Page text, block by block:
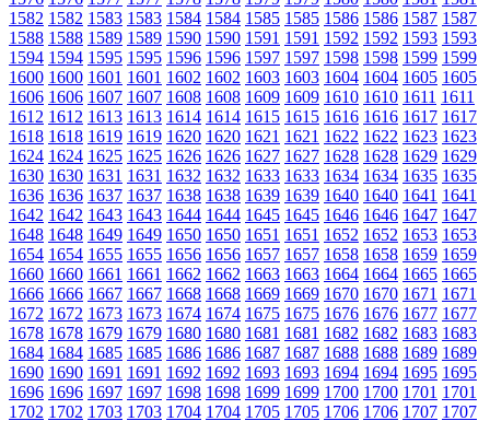
1582 1582 1583 1583 1584 1584 1585 1585 1586 1586 1587 1587
1588 1588 1589 1589 1590 1590 1591 1591 1592 1592 1593 1593
1594 1594 1595 1595 1596 1596 1597 1597 1598 1598 1599 1599
1600 1600 1601 1601 1602 1602 1603 1603 1604 1604 1605 1605
1606 1606 1607 1607 1608 1608 1609 1609 1610 1610 1611 1611
1612 1612 1613 1613 1614 1614 1615 1615 1616 1616 1617 1617
1618 1618 1619 1619 1620 1620 1621 1621 1622 1622 1623 1623
1624 1624 1625 1625 1626 1626 1627 1627 1628 1628 1629 1629
1630 1630 1631 1631 1632 1632 1633 1633 1634 1634 1635 1635
1636 1636 1637 1637 1638 1638 1639 1639 1640 1640 1641 1641
1642 1642 1643 1643 1644 1644 1645 1645 1646 1646 1647 1647
1648 1648 1649 1649 1650 1650 1651 1651 1652 1652 1653 1653
1654 1654 1655 1655 1656 1656 1657 1657 1658 1658 1659 1659
1660 1660 1661 1661 1662 1662 1663 1663 1664 1664 1665 1665
1666 1666 1667 1667 1668 1668 1669 1669 1670 1670 1671 1671
1672 1672 1673 1673 1674 1674 1675 1675 1676 1676 1677 1677
1678 1678 1679 1679 1680 1680 1681 1681 1682 1682 1683 1683
1684 1684 1685 1685 1686 1686 1687 1687 1688 1688 1689 1689
1690 1690 1691 1691 1692 1692 1693 1693 1694 1694 1695 1695
1696 1696 1697 1697 1698 1698 1699 1699 1700 1700 1701 1701
1702 1702 1703 1703 1704 1704 1705 1705 1706 1706 1707 1707